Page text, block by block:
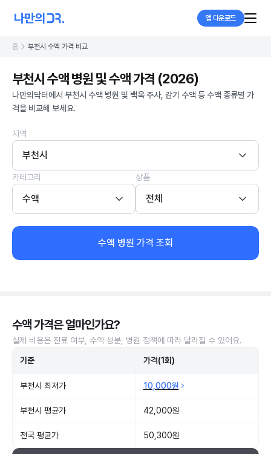
앱 다운로드
홈 부천시 수액 가격 비교
부천시 수액 병원 및 수액 가격 (2026)
나만의닥터에서 부천시 수액 병원 및 백옥 주사, 감기 수액 등 수액 종류별 가
격을 비교해 보세요.
지역
부천시
카테고리
수액
상품
전체
수액 병원 가격 조회
수액 가격은 얼마인가요?
실제 비용은 진료 여부, 수액 성분, 병원 정책에 따라 달라질 수 있어요.
기준 가격(1회)
부천시 최저가 10,000원
부천시 평균가 42,000원
전국 평균가 50,300원